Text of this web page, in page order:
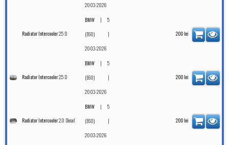
2003-2026
Radiator Intercooler2.5 D
BMW |5
(E60) |
2003-2026
200 lei
Radiator Intercooler2.5 D
BMW |5
(E60) |
2003-2026
200 lei
Radiator Intercooler2.0 Diesel
BMW |5
(E60) |
2003-2026
200 lei